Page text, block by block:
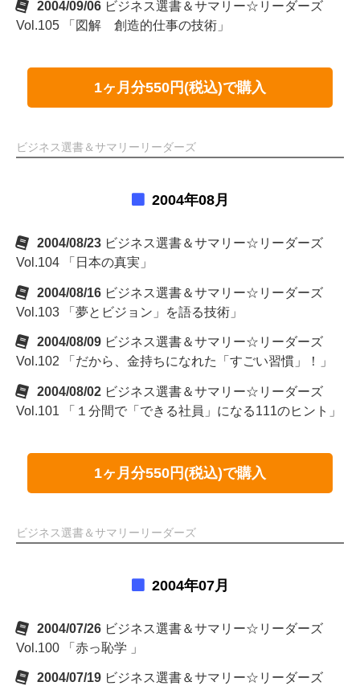
2004/09/06 ビジネス選書＆サマリー☆リーダーズ
Vol.105 「図解 創造的仕事の技術」
1ヶ月分550円(税込)で購入
ビジネス選書＆サマリーリーダーズ
2004年08月
2004/08/23 ビジネス選書＆サマリー☆リーダーズ
Vol.104 「日本の真実」
2004/08/16 ビジネス選書＆サマリー☆リーダーズ
Vol.103 「夢とビジョン」を語る技術」
2004/08/09 ビジネス選書＆サマリー☆リーダーズ
Vol.102 「だから、金持ちになれた「すごい習慣」！」
2004/08/02 ビジネス選書＆サマリー☆リーダーズ
Vol.101 「１分間で「できる社員」になる111のヒント」
1ヶ月分550円(税込)で購入
ビジネス選書＆サマリーリーダーズ
2004年07月
2004/07/26 ビジネス選書＆サマリー☆リーダーズ
Vol.100 「赤っ恥学 」
2004/07/19 ビジネス選書＆サマリー☆リーダーズ